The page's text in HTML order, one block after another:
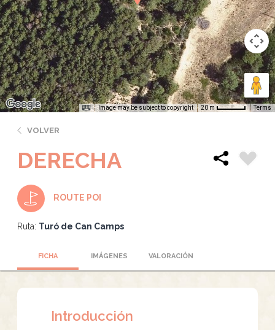
Image may be subject to copyright 20 m Terms
VOLVER
DERECHA
ROUTE POI
Ruta: Turó de Can Camps
FICHA IMÁGENES VALORACIÓN
Introducción